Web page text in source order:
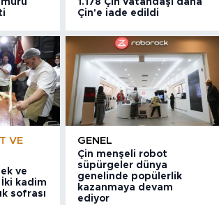
Çin'e iade edildi
VE
ve
kadim
sofrası
GENEL
Çin menşeli robot
süpürgeler dünya
genelinde popülerlik
kazanmaya devam
ediyor